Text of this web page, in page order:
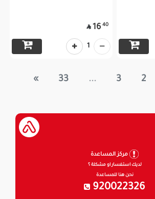
40
16

1
2
3
...
33
»
مركز المساعدة
لديك استفسار او مشكلة ؟
نحن هنا للمساعدة
920022326